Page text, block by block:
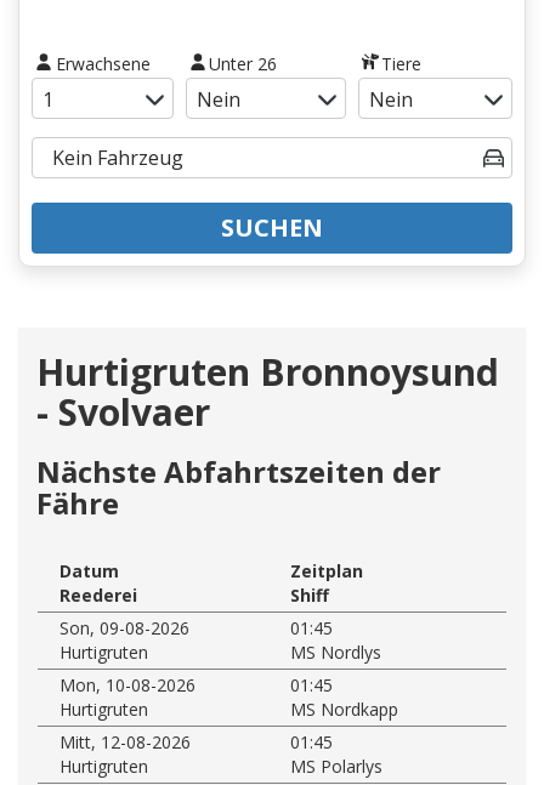
Erwachsene Unter 26 Tiere
SUCHEN
Hurtigruten Bronnoysund
- Svolvaer
Nächste Abfahrtszeiten der
Fähre
Datum
Zeitplan
Reederei
Shiff
Son, 09-08-2026
01:45
Hurtigruten
MS Nordlys
Mon, 10-08-2026
01:45
Hurtigruten
MS Nordkapp
Mitt, 12-08-2026
01:45
Hurtigruten
MS Polarlys